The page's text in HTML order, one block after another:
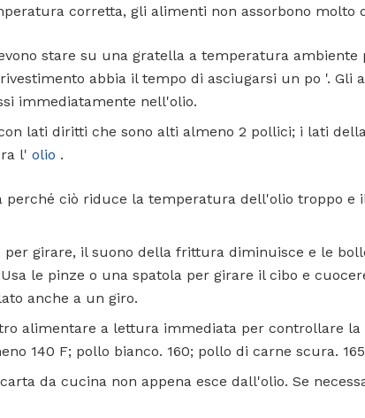
corretta, gli alimenti non assorbono molto
stare su una gratella a temperatura
abbia il tempo di asciugarsi un po '. Gli
immediatamente nell'olio.
lati diritti che sono alti almeno 2 pollici; i lati
l' olio .
perché ciò riduce la temperatura dell'olio troppo e
per girare, il suono della frittura diminuisce e le
le pinze o una spatola per girare il cibo e
anche a un giro.
alimentare a lettura immediata per controllare la
140 F; pollo bianco. 160; pollo di carne scura.
da cucina non appena esce dall'olio. Se